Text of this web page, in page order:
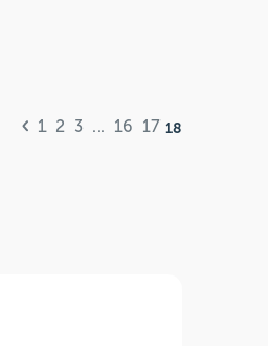
1 2 3 ... 16 17 18